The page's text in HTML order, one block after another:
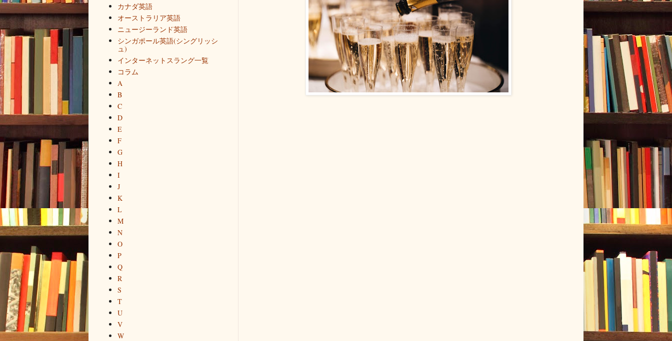
カナダ英語
オーストラリア英語
ニュージーランド英語
シンガポール英語(シングリッシ
ュ)
インターネットスラング一覧
コラム
A
B
C
D
E
F
G
H
I
J
K
L
M
N
O
P
Q
R
S
T
U
V
W